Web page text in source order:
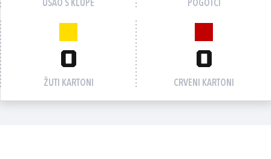
UŠAO S KLUPE POGOTCI
0
ŽUTI KARTONI
0
CRVENI KARTONI